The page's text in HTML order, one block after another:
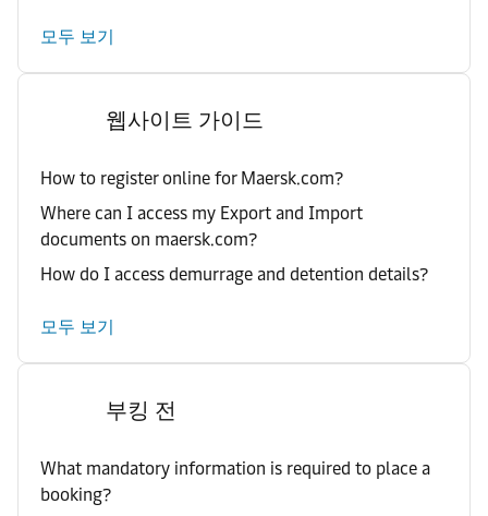
모두 보기
웹사이트 가이드
How to register online for Maersk.com?
Where can I access my Export and Import
documents on maersk.com?
How do I access demurrage and detention details?
모두 보기
부킹 전
What mandatory information is required to place a
booking?